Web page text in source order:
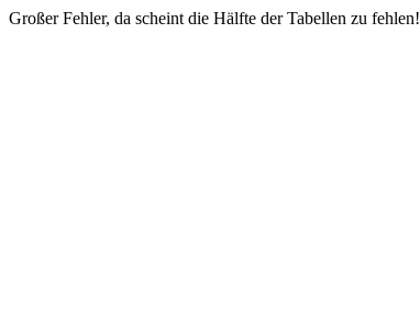
Großer Fehler, da scheint die Hälfte der Tabellen zu fehlen!